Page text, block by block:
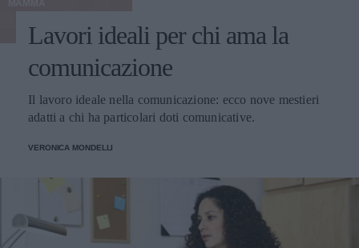
Lavori ideali per chi ama la
comunicazione
Il lavoro ideale nella comunicazione: ecco nove mestieri
adatti a chi ha particolari doti comunicative.
VERONICA MONDELLI